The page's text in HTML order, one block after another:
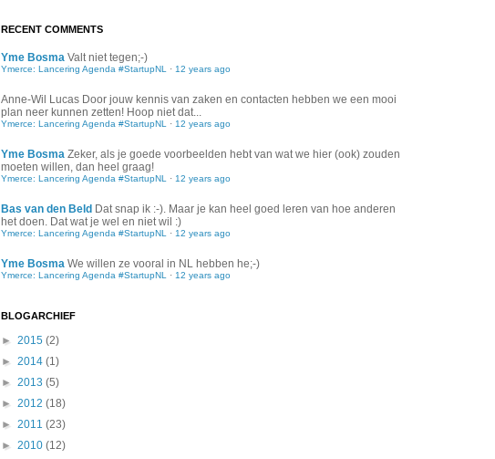
RECENT COMMENTS
Yme Bosma Valt niet tegen;-)
Ymerce: Lancering Agenda #StartupNL · 12 years ago
Anne-Wil Lucas Door jouw kennis van zaken en contacten hebben we een mooi
plan neer kunnen zetten! Hoop niet dat...
Ymerce: Lancering Agenda #StartupNL · 12 years ago
Yme Bosma Zeker, als je goede voorbeelden hebt van wat we hier (ook) zouden
moeten willen, dan heel graag!
Ymerce: Lancering Agenda #StartupNL · 12 years ago
Bas van den Beld Dat snap ik :-). Maar je kan heel goed leren van hoe anderen
het doen. Dat wat je wel en niet wil :)
Ymerce: Lancering Agenda #StartupNL · 12 years ago
Yme Bosma We willen ze vooral in NL hebben he;-)
Ymerce: Lancering Agenda #StartupNL · 12 years ago
BLOGARCHIEF
► 2015 (2)
► 2014 (1)
► 2013 (5)
► 2012 (18)
► 2011 (23)
► 2010 (12)